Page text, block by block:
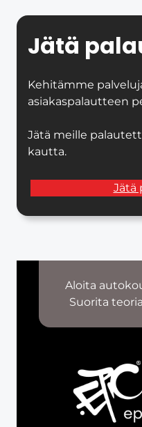
Jätä
Kehitämme
asiakaspalautteen
Jätä meille
kautta.
Jätä
Aloita
Suorita